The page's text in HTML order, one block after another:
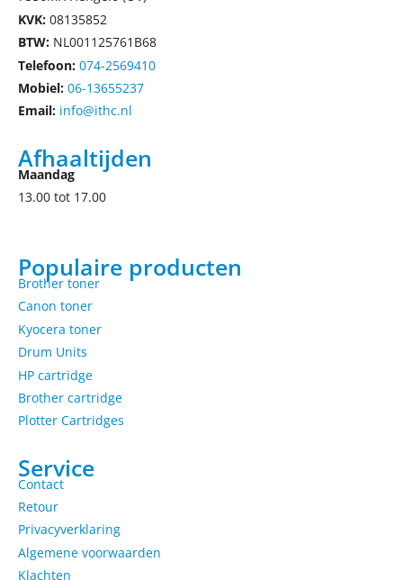
KVK: 08135852
BTW: NL001125761B68
Telefoon: 074-2569410
Mobiel: 06-13655237
Email: info@ithc.nl
Afhaaltijden
Maandag
13.00 tot 17.00
Populaire producten
Brother toner
Canon toner
Kyocera toner
Drum Units
HP cartridge
Brother cartridge
Plotter Cartridges
Service
Contact
Retour
Privacyverklaring
Algemene voorwaarden
Klachten